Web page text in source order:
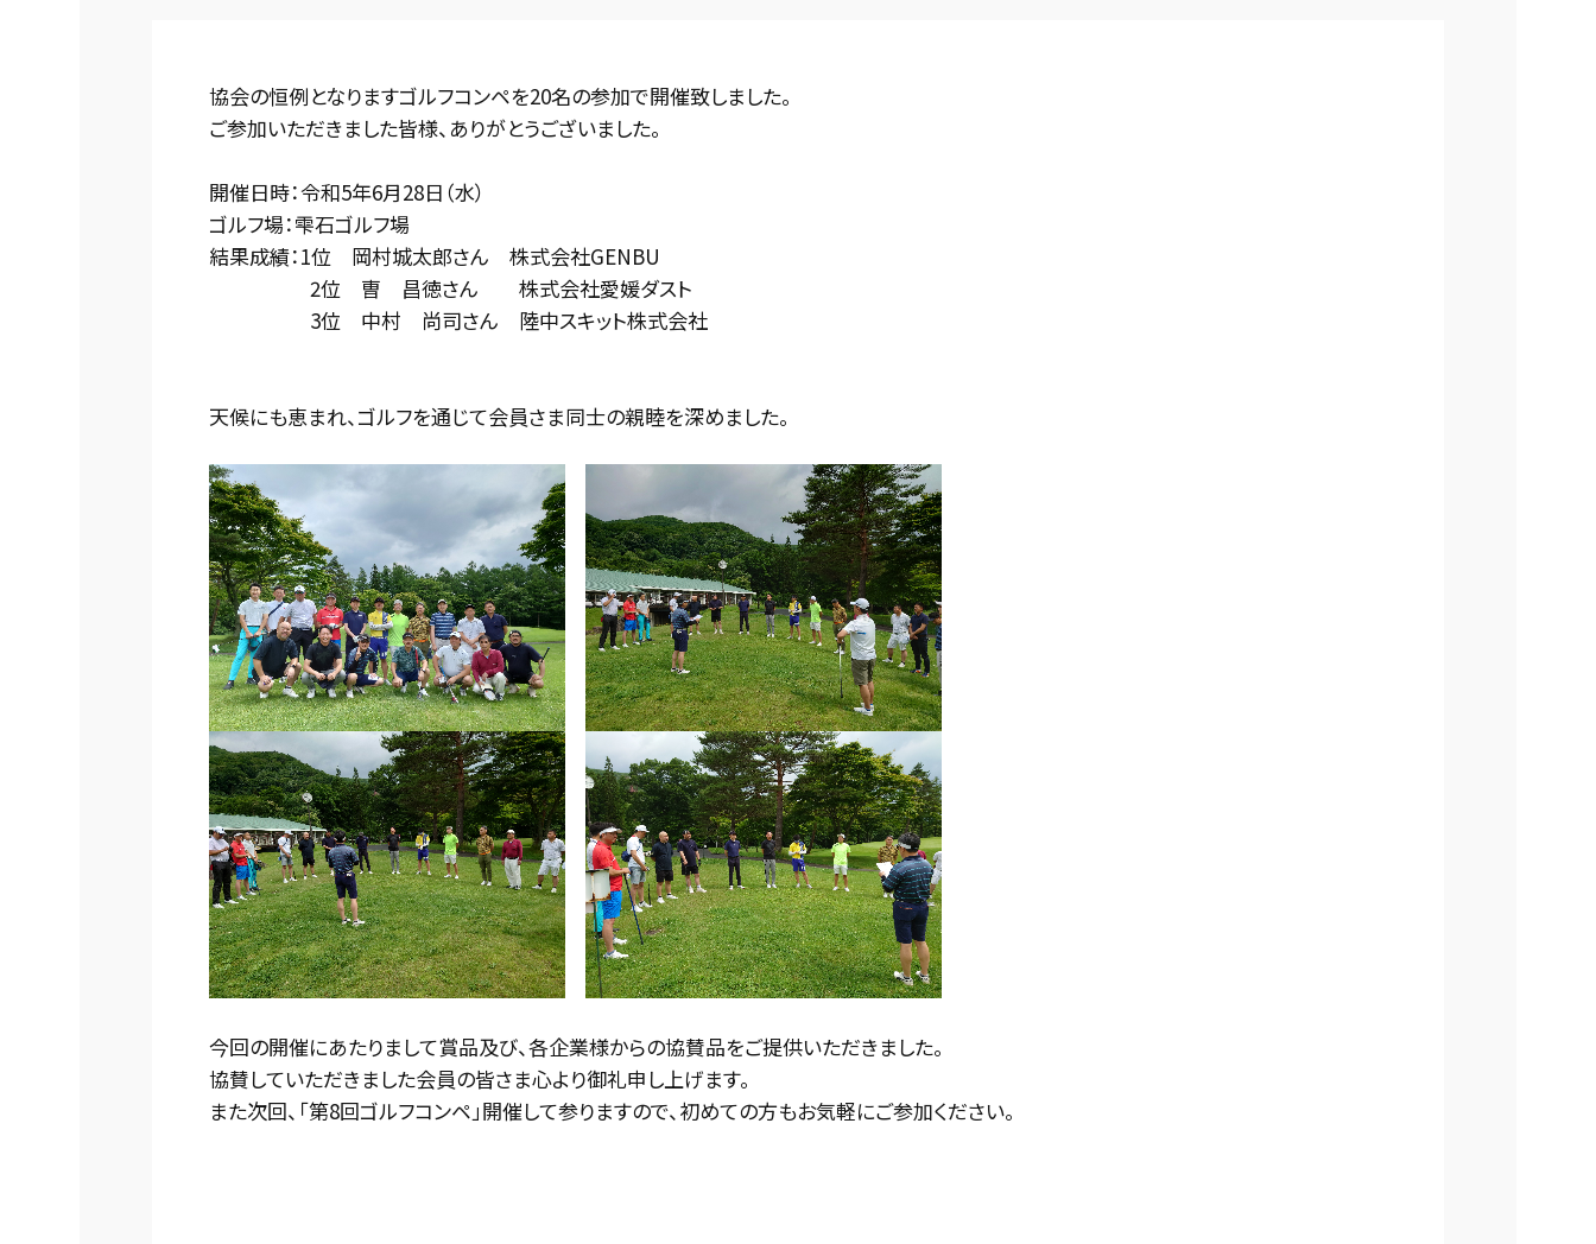
協会の恒例となりますゴルフコンペを20名の参加で開催致しました。
ご参加いただきました皆様、ありがとうございました。
開催日時：令和5年6月28日（水）
ゴルフ場：雫石ゴルフ場
結果成績：1位 岡村城太郎さん 株式会社GENBU
2位 曺 昌徳さん 株式会社愛媛ダスト
3位 中村 尚司さん 陸中スキット株式会社
天候にも恵まれ、ゴルフを通じて会員さま同士の親睦を深めました。
今回の開催にあたりまして賞品及び、各企業様からの協賛品をご提供いただきました。
協賛していただきました会員の皆さま心より御礼申し上げます。
また次回、「第8回ゴルフコンペ」開催して参りますので、初めての方もお気軽にご参加ください。